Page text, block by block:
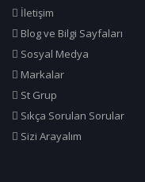
Deeppower
Delta
Dok Sport Sense
DT
DT Swiss
İletişim
Blog ve Bilgi Sayfaları
Sosyal Medya
Markalar
St Grup
Sıkça Sorulan Sorular
Sizi Arayalım